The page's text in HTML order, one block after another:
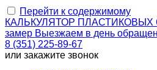
Перейти к содержимому
КАЛЬКУЛЯТОР ПЛАСТИКОВЫХ
замер Выезжаем в день
8 (351) 225-89-67
или закажите звонок